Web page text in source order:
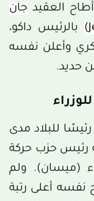
جان
بالرئيس داكو،
وأعلن نفسه
حديد.
رئيسًا للبلاد مدى
رئيس حزب حركة
(ميسان). ولم
نفسه أعلى رتبة